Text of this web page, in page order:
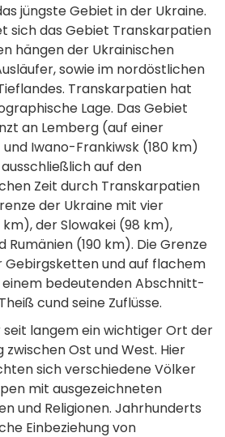
jüngste Gebiet in der Ukraine.
sich das Gebiet Transkarpatien
hängen der Ukrainischen
sowie im nordöstlichen
Transkarpatien hat
Lage. Das Gebiet
an Lemberg (auf einer
Iwano-Frankiwsk (180 km)
auf den
Zeit durch Transkarpatien
der Ukraine mit vier
der Slowakei (98 km),
Rumänien (190 km). Die Grenze
und auf flachem
bedeutenden Abschnitt-
cund seine Zuflüsse.
langem ein wichtiger Ort der
zwischen Ost und West. Hier
sich verschiedene Völker
mit ausgezeichneten
und Religionen. Jahrhunderts
Einbeziehung von